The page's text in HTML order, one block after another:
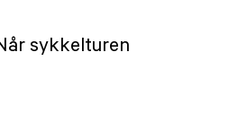
sykkelturen